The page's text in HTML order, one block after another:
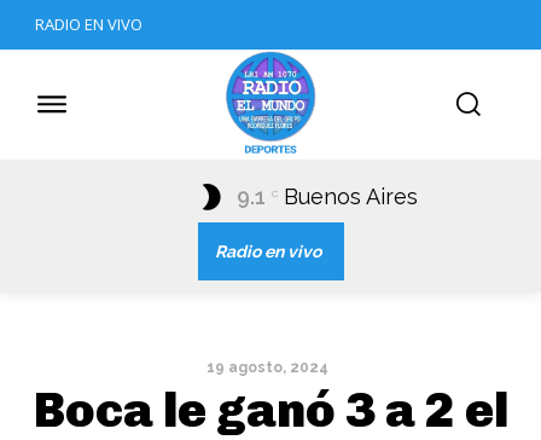
RADIO EN VIVO
9.1 C Buenos Aires
Radio en vivo
19 agosto, 2024
Boca le ganó 3 a 2 el